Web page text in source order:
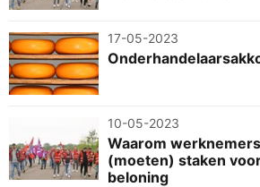
17-05-2023
10-05-2023
Waarom
(moeten) staken
beloning